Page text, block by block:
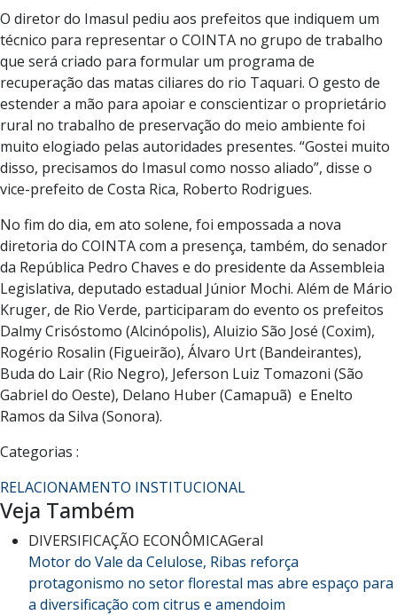
O diretor do Imasul pediu aos prefeitos que indiquem um
técnico para representar o COINTA no grupo de trabalho
que será criado para formular um programa de
recuperação das matas ciliares do rio Taquari. O gesto de
estender a mão para apoiar e conscientizar o proprietário
rural no trabalho de preservação do meio ambiente foi
muito elogiado pelas autoridades presentes. “Gostei muito
disso, precisamos do Imasul como nosso aliado”, disse o
vice-prefeito de Costa Rica, Roberto Rodrigues.
No fim do dia, em ato solene, foi empossada a nova
diretoria do COINTA com a presença, também, do senador
da República Pedro Chaves e do presidente da Assembleia
Legislativa, deputado estadual Júnior Mochi. Além de Mário
Kruger, de Rio Verde, participaram do evento os prefeitos
Dalmy Crisóstomo (Alcinópolis), Aluizio São José (Coxim),
Rogério Rosalin (Figueirão), Álvaro Urt (Bandeirantes),
Buda do Lair (Rio Negro), Jeferson Luiz Tomazoni (São
Gabriel do Oeste), Delano Huber (Camapuã) e Enelto
Ramos da Silva (Sonora).
Categorias :
RELACIONAMENTO INSTITUCIONAL
Veja Também
DIVERSIFICAÇÃO ECONÔMICAGeral
Motor do Vale da Celulose, Ribas reforça
protagonismo no setor florestal mas abre espaço para
a diversificação com citrus e amendoim